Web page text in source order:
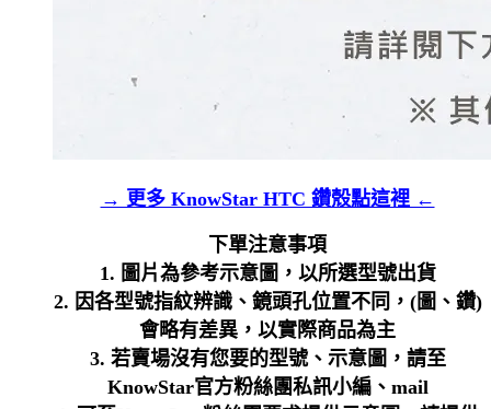
→ 更多 KnowStar HTC 鑽殼點這裡 ←
下單注意事項
1. 圖片為參考示意圖，以所選型號出貨
2. 因各型號指紋辨識、鏡頭孔位置不同，(圖、鑽)
會略有差異，以實際商品為主
3. 若賣場沒有您要的型號、示意圖，請至
KnowStar官方粉絲團私訊小編、mail